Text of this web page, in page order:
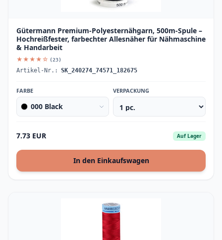
Gütermann Premium-Polyesternähgarn, 500m-Spule –
Hochreißfester, farbechter Allesnäher für Nähmaschine
& Handarbeit
★★★★☆ (23)
Artikel-Nr.: SK_240274_74571_182675
FARBE
000 Black
VERPACKUNG
7.73 EUR Auf Lager
In den Einkaufswagen